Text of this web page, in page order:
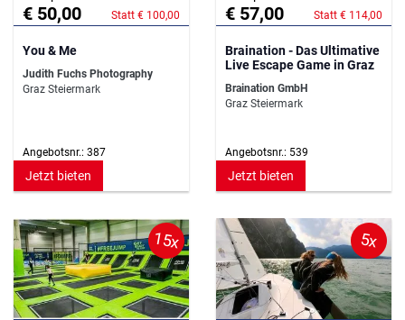
€ 50,00 Statt € 100,00
You & Me
Judith Fuchs Photography
Graz Steiermark
Angebotsnr.: 387
Jetzt bieten
€ 57,00 Statt € 114,00
Braination - Das Ultimative
Live Escape Game in Graz
Braination GmbH
Graz Steiermark
Angebotsnr.: 539
Jetzt bieten
15x 5x